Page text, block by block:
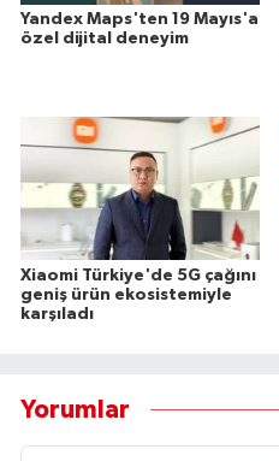
Yandex Maps'ten 19 Mayıs'a
özel dijital deneyim
Xiaomi Türkiye'de 5G çağını
geniş ürün ekosistemiyle
karşıladı
Yorumlar